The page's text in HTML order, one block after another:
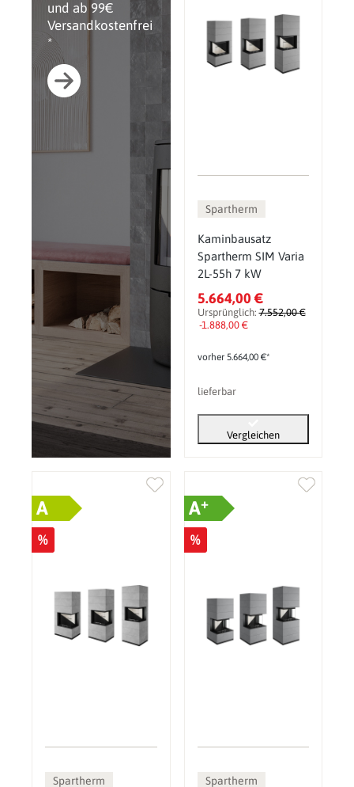
und ab 99€
Versandkostenfrei
*
Spartherm
Kaminbausatz
Spartherm SIM Varia
2L-55h 7 kW
5.664,00 €
Ursprünglich:7.552,00 €
-1.888,00 €
vorher 5.664,00 €*
lieferbar
Vergleichen
A
%
Spartherm
A+
%
Spartherm